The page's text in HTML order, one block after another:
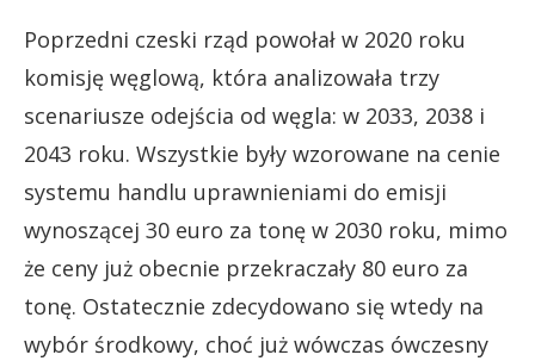
Poprzedni czeski rząd powołał w 2020 roku
komisję węglową, która analizowała trzy
scenariusze odejścia od węgla: w 2033, 2038 i
2043 roku. Wszystkie były wzorowane na cenie
systemu handlu uprawnieniami do emisji
wynoszącej 30 euro za tonę w 2030 roku, mimo
że ceny już obecnie przekraczały 80 euro za
tonę. Ostatecznie zdecydowano się wtedy na
wybór środkowy, choć już wówczas ówczesny